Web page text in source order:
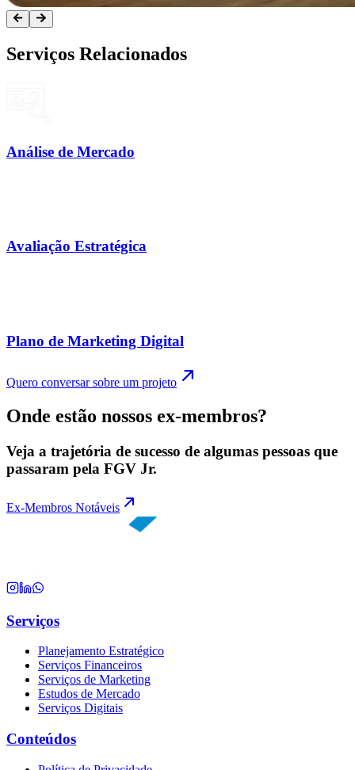
Serviços Relacionados
Análise de Mercado
Avaliação Estratégica
Plano de Marketing Digital
Quero conversar sobre um projeto
Onde estão nossos ex-membros?
Veja a trajetória de sucesso de algumas pessoas que
passaram pela FGV Jr.
Ex-Membros Notáveis
Serviços
Planejamento Estratégico
Serviços Financeiros
Serviços de Marketing
Estudos de Mercado
Serviços Digitais
Conteúdos